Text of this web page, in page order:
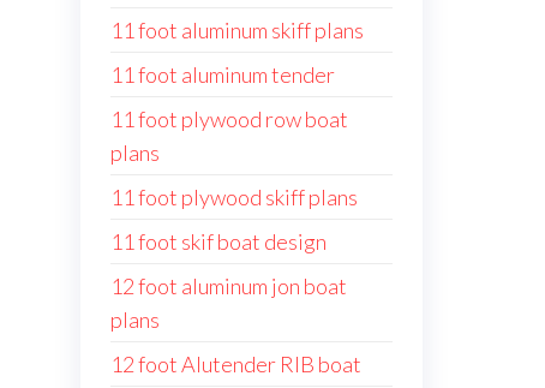
11 foot aluminum skiff plans
11 foot aluminum tender
11 foot plywood row boat
plans
11 foot plywood skiff plans
11 foot skif boat design
12 foot aluminum jon boat
plans
12 foot Alutender RIB boat